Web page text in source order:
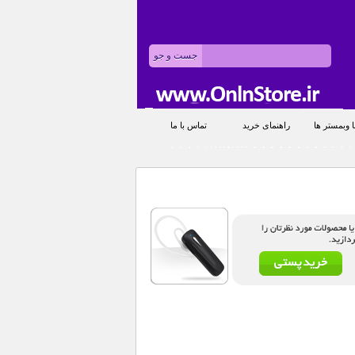
وبمستر ها راهنمای خرید تماس با ما